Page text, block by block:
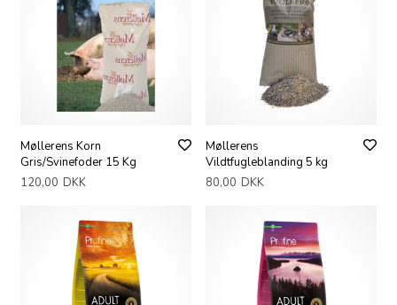
Møllerens Korn
Gris/Svinefoder 15 Kg
120,00 DKK
Møllerens
Vildtfugleblanding 5 kg
80,00 DKK